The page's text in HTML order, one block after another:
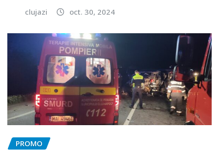
clujazi oct. 30, 2024
PROMO